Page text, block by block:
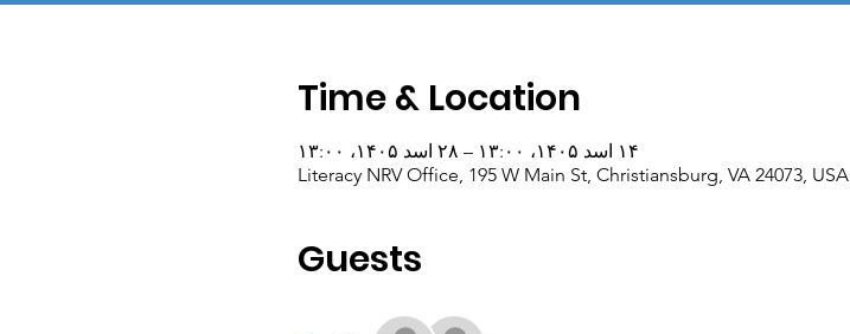
Time & Location
۱۴ اسد ۱۴۰۵، ۱۳:۰۰ – ۲۸ اسد ۱۴۰۵، ۱۳:۰۰
Literacy NRV Office, 195 W Main St, Christiansburg, VA 24073, USA
Guests